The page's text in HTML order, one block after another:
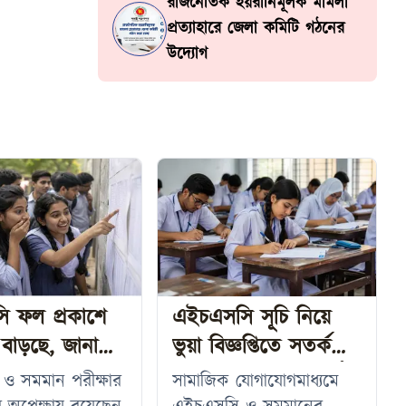
প্রত্যাহারে জেলা কমিটি গঠনের
উদ্যোগ
ফল প্রকাশে
জানা
তারিখ
সমমান পরীক্ষার
এইচএসসি সূচি নিয়ে
ভুয়া বিজ্ঞপ্তিতে সতর্ক
করল আন্তঃশিক্ষা বোর্ড
সামাজিক যোগাযোগমাধ্যমে